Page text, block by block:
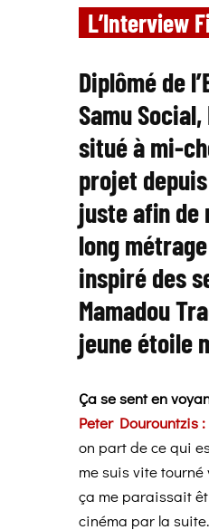
L’Interview
Diplômé de
Samu
situé à mi-
projet
juste afin de
long
inspiré des
Mamadou
jeune étoile
Ça se sent en
Peter Dourountzis :
on part de ce qui
me suis vite
ça me paraissait
cinéma par la suite.